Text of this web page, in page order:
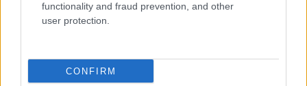
functionality and fraud prevention, and other
user protection.
CONFIRM